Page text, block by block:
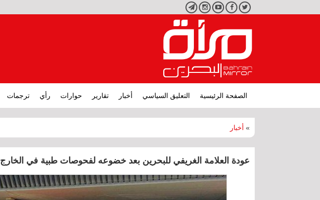
تويتر فيسبوكيوتيوبانستجرامتليجرام
الصفحة الرئيسية التعليق السياسي أخبار تقارير حوارات رأي ترجمات
» أخبار
عودة العلامة الغريفي للبحرين بعد خضوعه لفحوصات طبية في الخارج